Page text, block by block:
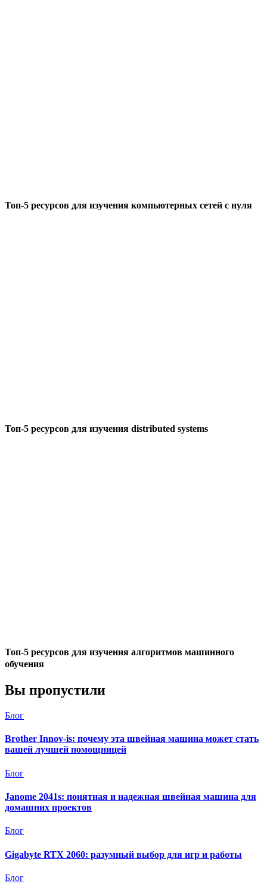
Топ-5 ресурсов для изучения компьютерных сетей с нуля
Топ-5 ресурсов для изучения distributed systems
Топ-5 ресурсов для изучения алгоритмов машинного
обучения
Вы пропустили
Блог
Brother Innov-is: почему эта швейная машина может стать
вашей лучшей помощницей
Блог
Janome 2041s: понятная и надежная швейная машина для
домашних проектов
Блог
Gigabyte RTX 2060: разумный выбор для игр и работы
Блог